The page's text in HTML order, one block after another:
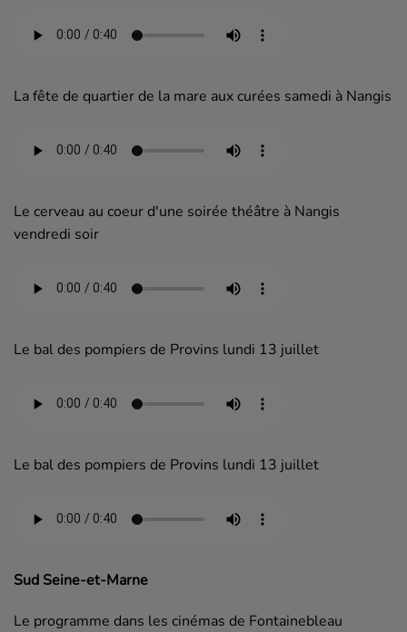
La fête de quartier de la mare aux curées samedi à Nangis
Le cerveau au coeur d'une soirée théâtre à Nangis
vendredi soir
Le bal des pompiers de Provins lundi 13 juillet
Le bal des pompiers de Provins lundi 13 juillet
Sud Seine-et-Marne
Le programme dans les cinémas de Fontainebleau